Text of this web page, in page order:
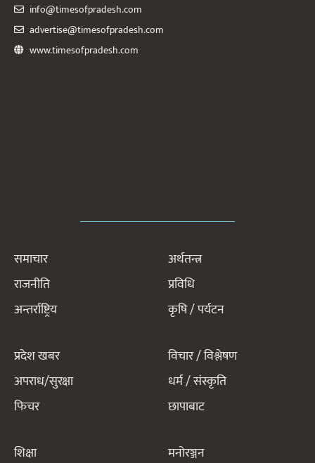
info@timesofpradesh.com
advertise@timesofpradesh.com
www.timesofpradesh.com
समाचार
राजनीति
अन्तर्राष्ट्रिय
अर्थतन्त्र
प्रविधि
कृषि / पर्यटन
प्रदेश खबर
अपराध/सुरक्षा
फिचर
विचार / विश्लेषण
धर्म / संस्कृति
छापाबाट
शिक्षा मनोरञ्जन